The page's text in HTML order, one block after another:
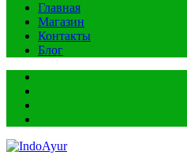
Главная
Магазин
Контакты
Блог